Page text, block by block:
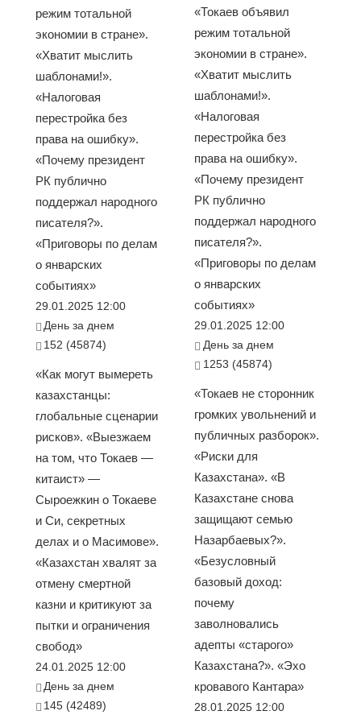
режим тотальной
экономии в стране».
«Хватит мыслить
шаблонами!».
«Налоговая
перестройка без
права на ошибку».
«Почему президент
РК публично
поддержал народного
писателя?».
«Приговоры по делам
о январских
событиях»
29.01.2025 12:00
День за днем
152 (45874)
«Как могут вымереть
казахстанцы:
глобальные сценарии
рисков». «Выезжаем
на том, что Токаев —
китаист» —
Сыроежкин о Токаеве
и Си, секретных
делах и о Масимове».
«Казахстан хвалят за
отмену смертной
казни и критикуют за
пытки и ограничения
свобод»
24.01.2025 12:00
День за днем
145 (42489)
«Токаев объявил
режим тотальной
экономии в стране».
«Хватит мыслить
шаблонами!».
«Налоговая
перестройка без
права на ошибку».
«Почему президент
РК публично
поддержал народного
писателя?».
«Приговоры по делам
о январских
событиях»
29.01.2025 12:00
День за днем
1253 (45874)
«Токаев не сторонник
громких увольнений и
публичных разборок».
«Риски для
Казахстана». «В
Казахстане снова
защищают семью
Назарбаевых?».
«Безусловный
базовый доход:
почему
заволновались
адепты «старого»
Казахстана?». «Эхо
кровавого Кантара»
28.01.2025 12:00